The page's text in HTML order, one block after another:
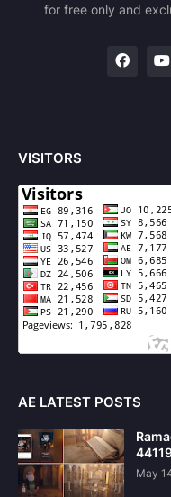
for free only and
VISITORS
AE LATEST POSTS
May